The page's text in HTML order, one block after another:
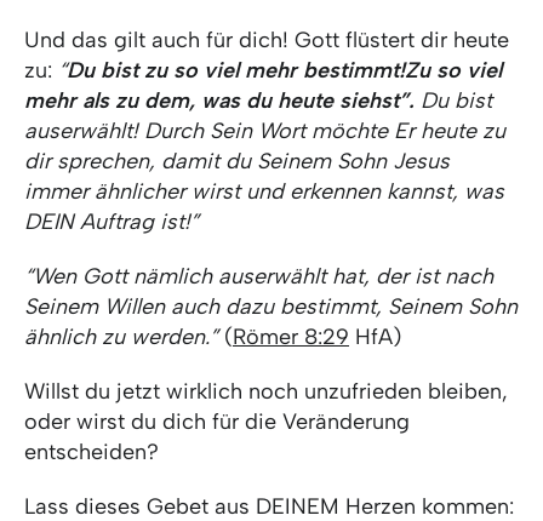
Und das gilt auch für dich! Gott flüstert dir heute
zu: “Du bist zu so viel mehr bestimmt!Zu so viel
mehr als zu dem, was du heute siehst”. Du bist
auserwählt! Durch Sein Wort möchte Er heute zu
dir sprechen, damit du Seinem Sohn Jesus
immer ähnlicher wirst und erkennen kannst, was
DEIN Auftrag ist!”
“Wen Gott nämlich auserwählt hat, der ist nach
Seinem Willen auch dazu bestimmt, Seinem Sohn
ähnlich zu werden.”(Römer 8:29 HfA)
Willst du jetzt wirklich noch unzufrieden bleiben,
oder wirst du dich für die Veränderung
entscheiden?
Lass dieses Gebet aus DEINEM Herzen kommen: